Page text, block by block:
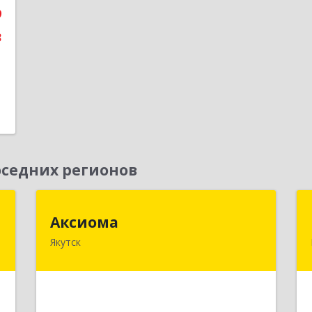
регионов
Аксиома
Якутск677000, Саха /Якутия/ Респ, Якутск г,